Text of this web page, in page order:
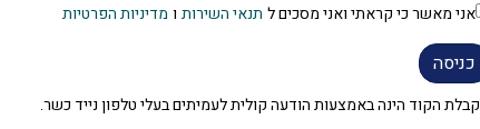
אני מאשר כי קראתי ואני מסכים ל תנאי השירות ו מדיניות הפרטיות
כניסה
קבלת הקוד הינה באמצעות הודעה קולית לעמיתים בעלי טלפון נייד כשר.